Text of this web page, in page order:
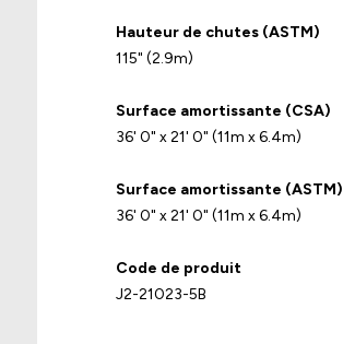
Hauteur de chutes (ASTM)
115" (2.9m)
Surface amortissante (CSA)
36' 0" x 21' 0" (11m x 6.4m)
Surface amortissante (ASTM)
36' 0" x 21' 0" (11m x 6.4m)
Code de produit
J2-21023-5B